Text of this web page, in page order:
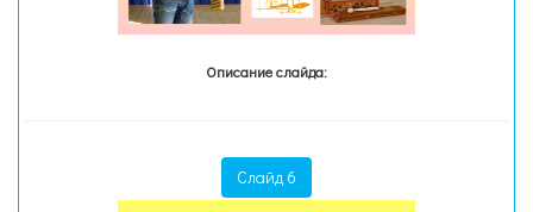
Описание слайда:
Слайд 6